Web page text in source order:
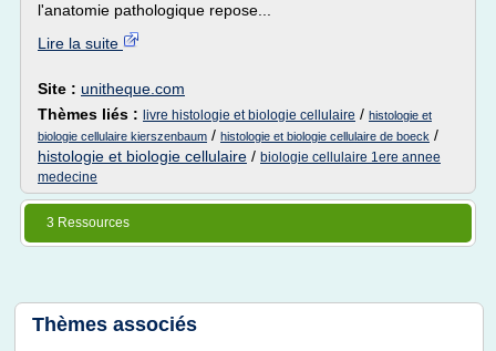
l'anatomie pathologique repose...
Lire la suite
Site : unitheque.com
Thèmes liés : livre histologie et biologie cellulaire / histologie et
biologie cellulaire kierszenbaum / histologie et biologie cellulaire de boeck /
histologie et biologie cellulaire / biologie cellulaire 1ere annee
medecine
3 Ressources
Thèmes associés